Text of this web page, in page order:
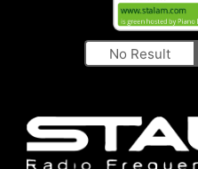
No Result